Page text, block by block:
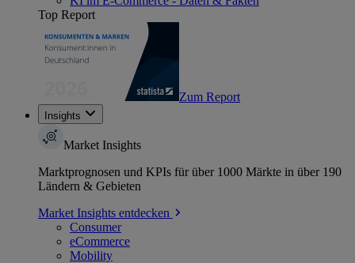
Top Report
Zum Report
Insights
Market Insights
Marktprognosen und KPIs für über 1000 Märkte in über 190
Ländern & Gebieten
Market Insights entdecken
Consumer
eCommerce
Mobility